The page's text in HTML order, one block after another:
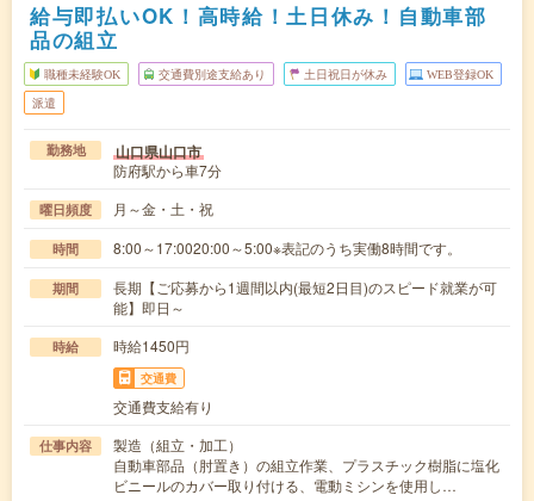
給与即払いOK！高時給！土日休み！自動車部
品の組立
職種未経験OK 交通費別途支給あり 土日祝日が休み WEB登録OK
派遣
勤務地 山口県山口市
防府駅から車7分
曜日頻度 月～金・土・祝
時間 8:00～17:0020:00～5:00※表記のうち実働8時間です。
期間
長期【ご応募から1週間以内(最短2日目)のスピード就業が可
能】即日～
時給 時給1450円
交通費
交通費支給有り
仕事内容
製造（組立・加工）
自動車部品（肘置き）の組立作業、プラスチック樹脂に塩化
ビニールのカバー取り付ける、電動ミシンを使用し…